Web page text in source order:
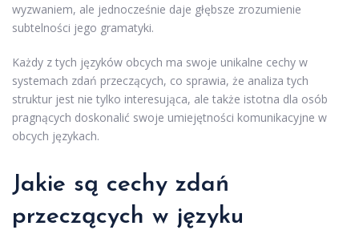
wyzwaniem, ale jednocześnie daje głębsze zrozumienie
subtelności jego gramatyki.
Każdy z tych języków obcych ma swoje unikalne cechy w
systemach zdań przeczących, co sprawia, że analiza tych
struktur jest nie tylko interesująca, ale także istotna dla osób
pragnących doskonalić swoje umiejętności komunikacyjne w
obcych językach.
Jakie są cechy zdań
przeczących w języku